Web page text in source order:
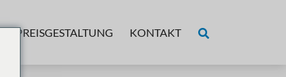
PREISGESTALTUNG KONTAKT